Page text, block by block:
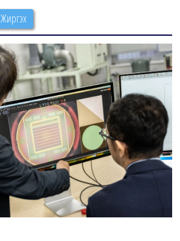
Жиргэх